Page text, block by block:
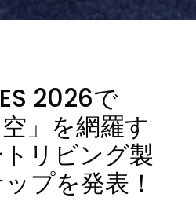
2026で
空」を網羅す
リビング製
プを発表！